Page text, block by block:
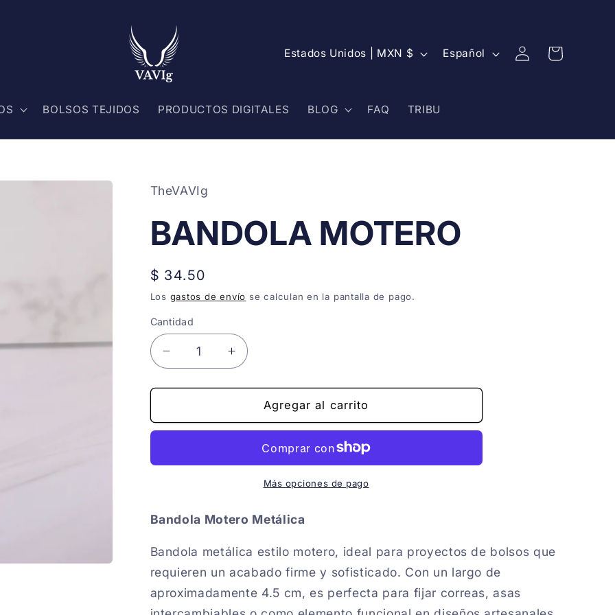
BOLSOS TEJIDOS PRODUCTOS DIGITALES BLOG FAQ TRIBU
P
í
g
i
n
Estados Unidos | MXN $
i
Español
Iniciar
sesión
Carrito
TheVAVIg
BANDOLA MOTERO
Precio
habitual
$ 34.50
Los gastos de envío se calculan en la pantalla de pago.
Cantidad
Reducir
cantidad
para
MOTERO
Aumentar
cantidad
para
BANDOLA
MOTERO
Agregar al carrito
Más opciones de pago
Bandola Motero Metálica
Bandola metálica estilo motero, ideal para proyectos de bolsos que
requieren un acabado firme y sofisticado. Con un largo de
aproximadamente 4.5 cm, es perfecta para fijar correas, asas